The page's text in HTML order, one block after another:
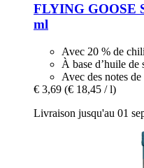
FLYING GOOSE
ml
Avec 20 % de chili
À base d’huile de
Avec des notes
€ 3,69 (€ 18,45 / l)
Livraison jusqu'au 01